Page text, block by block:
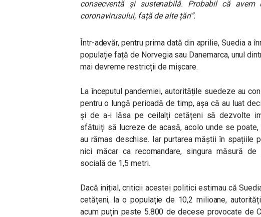
consecventă și sustenabilă. Probabil că
coronavirusului, față de alte țări”.
Într-adevăr, pentru prima dată din aprilie, Suedia a
populație față de Norvegia sau Danemarca, unul
mai devreme restricții de mișcare.
La începutul pandemiei, autoritățile suedeze au
pentru o lungă perioadă de timp, așa că au luat
și de a-i lăsa pe ceilalți cetățeni să dezvolte
sfătuiți să lucreze de acasă, acolo unde se
au rămas deschise. Iar purtarea măștii în spațiile
nici măcar ca recomandare, singura măsură
socială de 1,5 metri.
Dacă inițial, criticii acestei politici estimau că
cetățeni, la o populație de 10,2 milioane,
acum puțin peste 5.800 de decese provocate de